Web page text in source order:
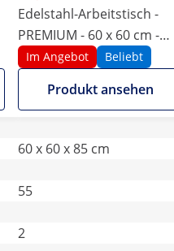
Edelstahl-Arbeitstisch -
PREMIUM - 60 x 60 cm -
250 kg - Royal Catering
Im Angebot Beliebt
Produkt ansehen
60 x 60 x 85 cm
55
2